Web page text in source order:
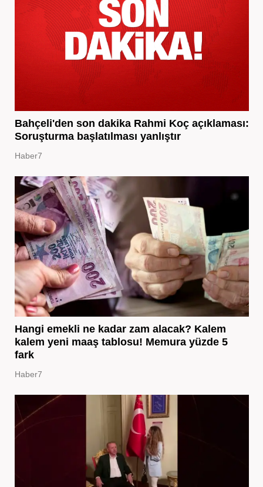
Bahçeli'den son dakika Rahmi Koç açıklaması:
Soruşturma başlatılması yanlıştır
Haber7
Hangi emekli ne kadar zam alacak? Kalem
kalem yeni maaş tablosu! Memura yüzde 5
fark
Haber7